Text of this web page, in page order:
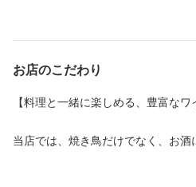
落ち着いた雰囲気の中で、厳選し
んでいただける、ハイグレードな
うな上品な空間づくりにこだわり、
ただいています。
にコの字型のカウンター内には炭焼
お店のこだわり
【料理と一緒に楽しめる、豊富なワ
当店では、焼き鳥だけでなく、お
った高級ワインから、気軽に楽し
この仕事のおすすめポイント
当社は現在12店舗を展開しており
境の中でチャレンジできる職場です
あります。これからも新規出店を
【発想を活かして活躍できる職場】
舗運営の中心メンバーとして活躍で
イデアを形にするチャンスが豊富
だけではなく、自分で考えながら
あります。これからも新規出店を
【発想を活かして活躍できる職場】
舗運営の中心メンバーとして活躍で
イデアを形にするチャンスが豊富
だけではなく、自分で考えながら
あります。これからも新規出店を
【発想を活かして活躍できる職場】
舗運営の中心メンバーとして活躍で
イデアを形にするチャンスが豊富
だけではなく、自分で考えながら
・ドリンク作り
・電話応対
この仕事のおすすめポイン
しっかり働きたい方は、仕込みの
もちろん、夕方以降の営業時間か
合わせた柔軟な働き方が可能です。
髪型や髪色は基本的に自由なので、